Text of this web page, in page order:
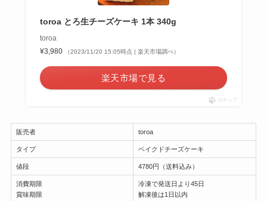
toroa とろ生チーズケーキ 1本 340g
toroa
¥3,980
（2023/11/20 15:05時点 | 楽天市場調べ）
楽天市場で見る
ポチップ
販売者 toroa
タイプ ベイクドチーズケーキ
値段 4780円（送料込み）
消費期限
賞味期限
冷凍で発送日より45日
解凍後は1日以内